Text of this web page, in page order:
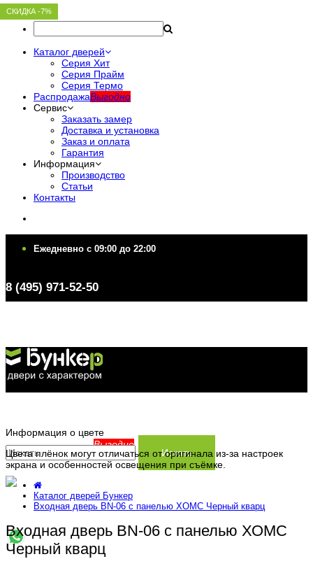
Каталог дверей
Серия Хит
Серия Прайм
Серия Термо
РаспродажаВыгодно
Сервис
Заказать замер
Доставка и установка
Заказ и оплата
Гарантия
Информация
Производство
Статьи
Контакты
Ежедневно c 09:00 до 22:00
8 (495) 971-52-50
Серия Хит
Серия Термо
РаспродажаВыгодно
Заказать замер
Доставка и установка
Заказ и оплата
Информация
Производство
Статьи
Контакты
Искать
Информация о цвете
Цвета плёнок могут отличаться от оригинала из-за настроек
экрана и особенностей освещения при съёмке.
Каталог дверей Бункер
Входная дверь BN-06 с панелью ХОМС Черный кварц
Входная дверь BN-06 с панелью ХОМС
Черный кварц
СКИДКА -7%
СКИДКА -7%
СКИДКА -7%
СКИДКА -7%
СКИДКА -7%